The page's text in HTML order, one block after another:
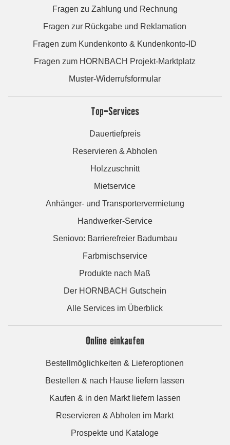
Fragen zu Zahlung und Rechnung
Fragen zur Rückgabe und Reklamation
Fragen zum Kundenkonto & Kundenkonto-ID
Fragen zum HORNBACH Projekt-Marktplatz
Muster-Widerrufsformular
Top-Services
Dauertiefpreis
Reservieren & Abholen
Holzzuschnitt
Mietservice
Anhänger- und Transportervermietung
Handwerker-Service
Seniovo: Barrierefreier Badumbau
Farbmischservice
Produkte nach Maß
Der HORNBACH Gutschein
Alle Services im Überblick
Online einkaufen
Bestellmöglichkeiten & Lieferoptionen
Bestellen & nach Hause liefern lassen
Kaufen & in den Markt liefern lassen
Reservieren & Abholen im Markt
Prospekte und Kataloge